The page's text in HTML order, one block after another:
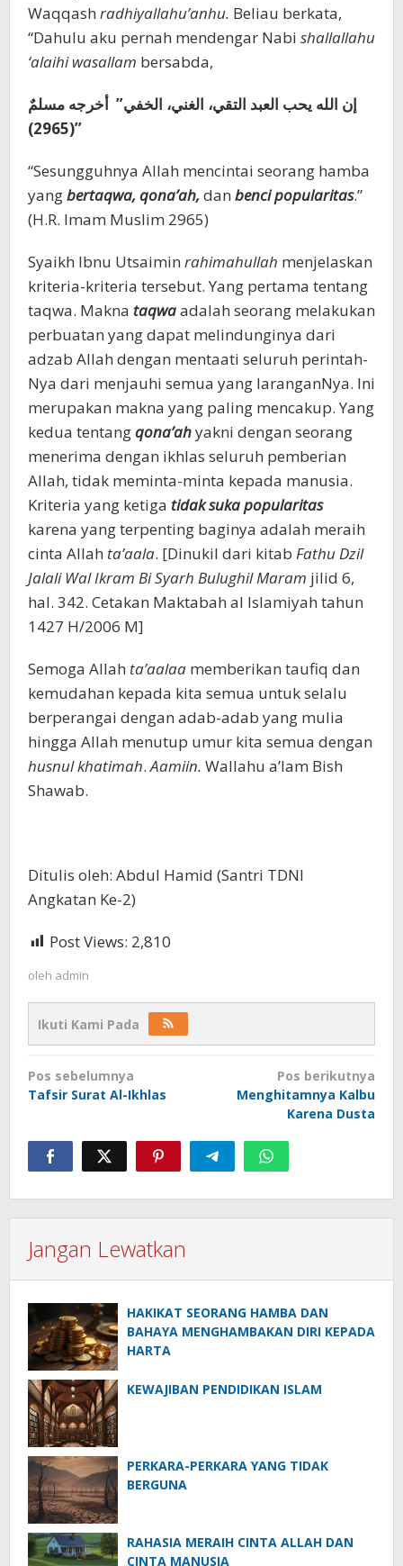
Waqqash radhiyallahu’anhu. Beliau berkata,
“Dahulu aku pernah mendengar Nabi shallallahu
‘alaihi wasallam bersabda,
إن الله يحب العبد التقي، الغني، الخفي” أخرجه مسلمٌ
(2965)”
“Sesungguhnya Allah mencintai seorang hamba
yangbertaqwa, qona’ah, dan benci popularitas.”
(H.R. Imam Muslim 2965)
Syaikh Ibnu Utsaimin rahimahullah menjelaskan
kriteria-kriteria tersebut. Yang pertama tentang
taqwa. Makna taqwaadalah seorang melakukan
perbuatan yang dapat melindunginya dari
adzab Allah dengan mentaati seluruh perintah-
Nya dari menjauhi semua yang laranganNya. Ini
merupakan makna yang paling mencakup. Yang
kedua tentangqona’ahyakni dengan seorang
menerima dengan ikhlas seluruh pemberian
Allah, tidak meminta-minta kepada manusia.
Kriteria yang ketiga tidak suka popularitas
karena yang terpenting baginya adalah meraih
cinta Allah ta’aala. [Dinukil dari kitab Fathu Dzil
Jalali Wal Ikram Bi Syarh Bulughil Maram jilid 6,
hal. 342. Cetakan Maktabah al Islamiyah tahun
1427 H/2006 M]
Semoga Allah ta’aalaa memberikan taufiq dan
kemudahan kepada kita semua untuk selalu
berperangai dengan adab-adab yang mulia
hingga Allah menutup umur kita semua dengan
husnul khatimah.Aamiin. Wallahu a’lam Bish
Shawab.
Ditulis oleh: Abdul Hamid (Santri TDNI
Angkatan Ke-2)
Post Views: 2,810
oleh admin
Ikuti Kami Pada
Navigasi
pos
Pos sebelumnya
Tafsir Surat Al-Ikhlas
Pos berikutnya
Menghitamnya Kalbu
Karena Dusta
Jangan Lewatkan
HAKIKAT SEORANG HAMBA DAN
BAHAYA MENGHAMBAKAN DIRI KEPADA
HARTA
KEWAJIBAN PENDIDIKAN ISLAM
PERKARA-PERKARA YANG TIDAK
BERGUNA
RAHASIA MERAIH CINTA ALLAH DAN
CINTA MANUSIA